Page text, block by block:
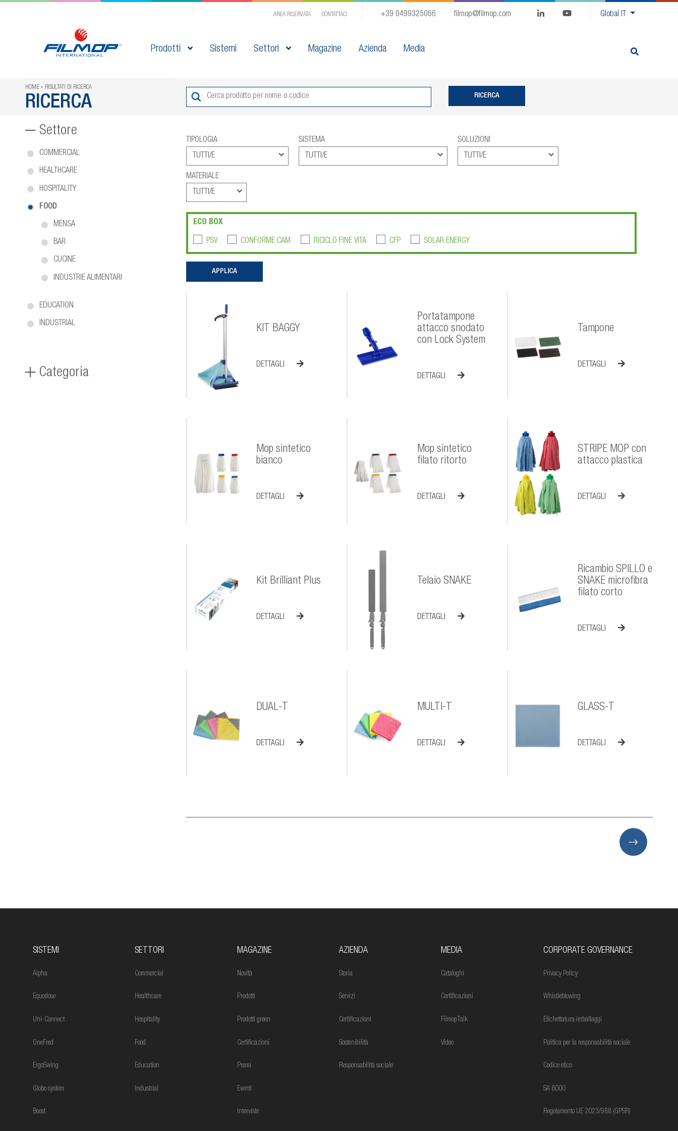
AREA RISERVATA CONTATTACI GlobalIT
+39 0499325066 filmop@filmop.com
Prodotti Sistemi Settori Magazine Azienda Media
HOME RISULTATI DI RICERCA
RICERCA
Settore
COMMERCIAL
HEALTHCARE
HOSPITALITY
FOOD
MENSA
BAR
CUCINE
INDUSTRIE ALIMENTARI
EDUCATION
INDUSTRIAL
Categoria
TIPOLOGIA SISTEMA SOLUZIONI
MATERIALE
ECO BOX
PSV CONFORME CAM RICICLO FINE VITA CFP SOLAR ENERGY
KIT BAGGY
DETTAGLI
Portatampone
attacco snodato
con Lock System
DETTAGLI
Tampone
DETTAGLI
Mop sintetico
bianco
DETTAGLI
Mop sintetico
filato ritorto
DETTAGLI
STRIPE MOP con
attacco plastica
DETTAGLI
Kit Brilliant Plus
DETTAGLI
Telaio SNAKE
DETTAGLI
Ricambio SPILLO e
SNAKE microfibra
filato corto
DETTAGLI
DUAL-T
DETTAGLI
MULTI-T
DETTAGLI
GLASS-T
DETTAGLI
SISTEMI
Alpha
Equodose
Uni-Connect
OneFred
ErgoSwing
Globo system
Boost
SETTORI
Commercial
Healthcare
Hospitality
Food
Education
Industrial
MAGAZINE
Novità
Prodotti
Prodotti green
Certificazioni
Premi
Eventi
Interviste
AZIENDA
Storia
Servizi
Certificazioni
Sostenibilità
Responsabilità sociale
MEDIA
Cataloghi
Certificazioni
FilmopTalk
Video
CORPORATE GOVERNANCE
Privacy Policy
Whistleblowing
Etichettatura imballaggi
Politica per la responsabilità sociale
Codice etico
SA 8000
Regolamento UE 2023/988 (GPSR)